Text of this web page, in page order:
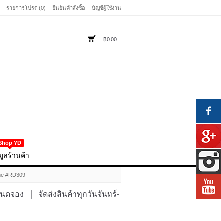
รายการโปรด (0) ยืนยันคำสั่งซื้อ บัญชีผู้ใช้งาน
฿0.00
YD
ลร้านค้า
#RD309
ดจอง
จัดส่งสินค้าทุกวันจันทร์-